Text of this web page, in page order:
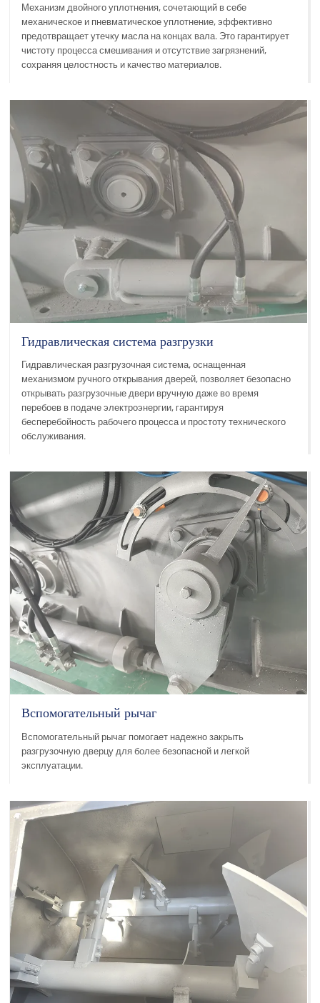
Механизм двойного уплотнения, сочетающий в себе
механическое и пневматическое уплотнение, эффективно
предотвращает утечку масла на концах вала. Это гарантирует
чистоту процесса смешивания и отсутствие загрязнений,
сохраняя целостность и качество материалов.
Гидравлическая система разгрузки
Гидравлическая разгрузочная система, оснащенная
механизмом ручного открывания дверей, позволяет безопасно
открывать разгрузочные двери вручную даже во время
перебоев в подаче электроэнергии, гарантируя
бесперебойность рабочего процесса и простоту технического
обслуживания.
Вспомогательный рычаг
Вспомогательный рычаг помогает надежно закрыть
разгрузочную дверцу для более безопасной и легкой
эксплуатации.